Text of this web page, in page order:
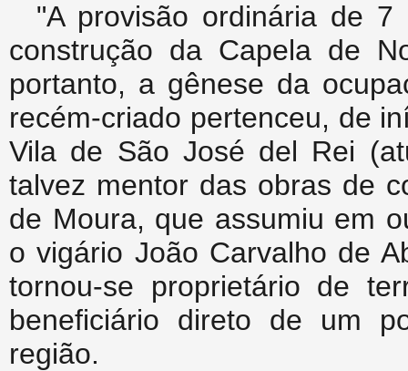
"A provisão ordinária de
construção da Capela de
portanto, a gênese da
recém-criado pertenceu, de
Vila de São José del Rei
talvez mentor das obras de
de Moura, que assumiu em
o vigário João Carvalho de
tornou-se proprietário de
beneficiário direto de um
região.